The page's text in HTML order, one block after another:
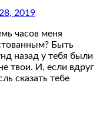
2019
часов меня
Быть
назад у тебя были
твои. И, если вдруг
сказать тебе